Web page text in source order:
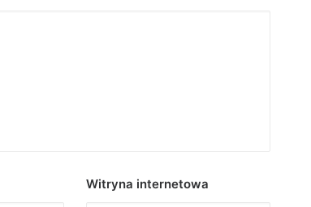
Witryna internetowa